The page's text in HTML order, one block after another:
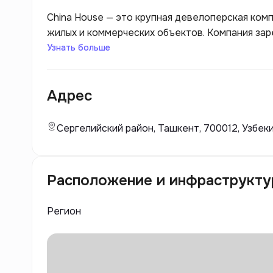
China House — это крупная девелоперская
жилых и коммерческих объектов. Компания
ориентированный на качество и
передовые архитектурные решения и
коммерческой недвижимости, что позволяет
Узнать больше
Адрес
Сергелийский район, Ташкент, 700012,
Расположение и
Регион